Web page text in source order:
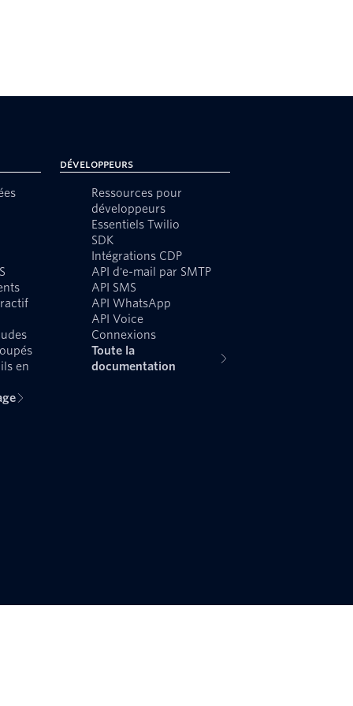
en
Développeurs
Ressources pour
développeurs
Essentiels Twilio
SDK
Intégrations CDP
API d'e-mail par SMTP
API SMS
API WhatsApp
API Voice
Connexions
Toute la
documentation